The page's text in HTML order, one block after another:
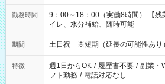
勤務時間
9：00～18：00（実働8時間） 【残業】なし 【休憩】60分 ・ト
イレ、水分補給、随時可能
期間 土日祝 ※短期（延長の可能性あり）
特徴 週1日からOK / 履歴書不要 / 副業・
フト勤務 / 電話対応なし